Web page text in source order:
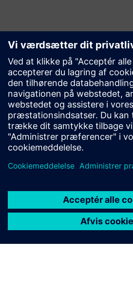
Slut dig
Tilmeld dig